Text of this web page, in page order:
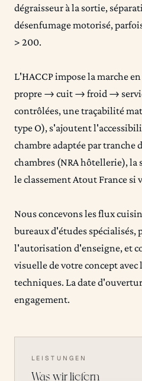
dégraisseur à la sortie,
désenfumage motorisé,
> 200.
L'HACCP impose la marche
propre → cuit → froid →
contrôlées, une traçabilité
type O), s'ajoutent
chambre adaptée par
chambres (NRA hôtellerie), la
le classement Atout France si
Nous concevons les flux
bureaux d'études spécialisés,
l'autorisation d'enseigne, et
visuelle de votre concept
techniques. La date
engagement.
LEISTUNGEN
Was wir liefern